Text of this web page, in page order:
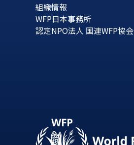
組織情報
WFP日本事務所
認定NPO法人 国連WFP協会